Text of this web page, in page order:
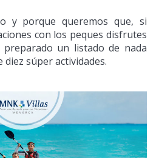
y porque queremos que, si
con los peques disfrutes
un listado de nada
diez súper actividades.